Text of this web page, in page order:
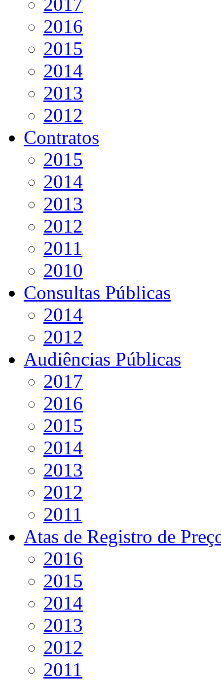
2017
2016
2015
2014
2013
2012
Contratos
2015
2014
2013
2012
2011
2010
Consultas Públicas
2014
2012
Audiências Públicas
2017
2016
2015
2014
2013
2012
2011
Atas de Registro de
2016
2015
2014
2013
2012
2011